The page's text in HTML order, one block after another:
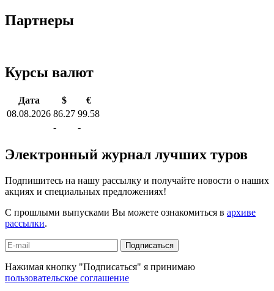
Партнеры
Курсы валют
Дата $
€
08.08.2026 86.27 99.58
-
-
Электронный журнал лучших туров
Подпишитесь на нашу рассылку и получайте новости о наших
акциях и специальных предложениях!
С прошлыми выпусками Вы можете ознакомиться в архиве
рассылки.
Подписаться
Нажимая кнопку "Подписаться" я принимаю
пользовательское соглашение